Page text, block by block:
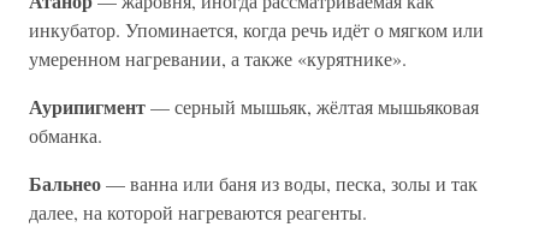
инкубатор. Упоминается, когда речь идёт о мягком или
умеренном нагревании, а также «курятнике».
Аурипигмент— серный мышьяк, жёлтая мышьяковая
обманка.
Бальнео— ванна или баня из воды, песка, золы и так
далее, на которой нагреваются реагенты.